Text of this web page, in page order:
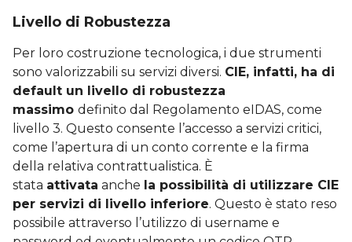
Livello di Robustezza
Per loro costruzione tecnologica, i due strumenti
sono valorizzabili su servizi diversi. CIE, infatti, ha di
default un livello di robustezza
massimo definito dal Regolamento eIDAS, come
livello 3. Questo consente l’accesso a servizi critici,
come l’apertura di un conto corrente e la firma
della relativa contrattualistica. È
stata attivata anche la possibilità di utilizzare CIE
per servizi di livello inferiore. Questo è stato reso
possibile attraverso l’utilizzo di username e